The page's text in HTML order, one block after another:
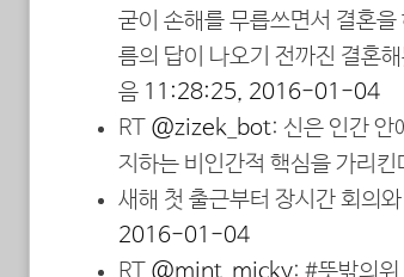
굳이 손해를 무릅쓰면서 결혼
름의 답이 나오기 전까진 결혼
음 11:28:25, 2016-01-04
RT @zizek_bot: 신은 인간 안
지하는 비인간적 핵심을 가리킨
새해 첫 출근부터 장시간 회의
2016-01-04